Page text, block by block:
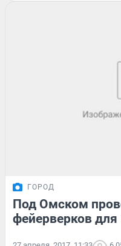
ГОРОД
Под Омском
фейерверков для